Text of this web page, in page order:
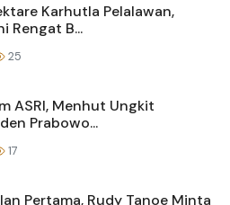
Karhutla Pelalawan,
Rengat B...
25
ASRI, Menhut Ungkit
Prabowo...
17
Pertama, Rudy Tanoe Minta